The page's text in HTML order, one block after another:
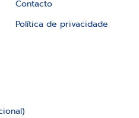
Contacto
Política de privacidade